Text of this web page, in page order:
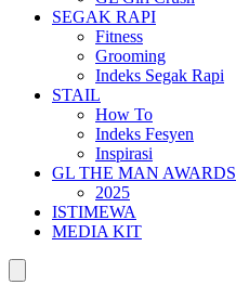
SEGAK RAPI
Fitness
Grooming
Indeks Segak Rapi
STAIL
How To
Indeks Fesyen
Inspirasi
GL THE MAN AWARDS
2025
ISTIMEWA
MEDIA KIT